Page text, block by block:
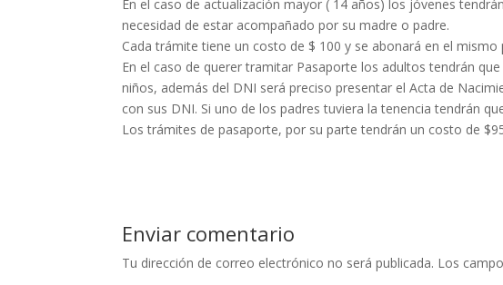
En el caso de actualización mayor ( 14 años) los jóvenes
necesidad de estar acompañado por su madre o padre.
Cada trámite tiene un costo de $ 100 y se abonará en el
En el caso de querer tramitar Pasaporte los adultos tendrán
niños, además del DNI será preciso presentar el Acta de
con sus DNI. Si uno de los padres tuviera la tenencia tendrán
Los trámites de pasaporte, por su parte tendrán un costo de
Enviar comentario
Tu dirección de correo electrónico no será publicada. Los